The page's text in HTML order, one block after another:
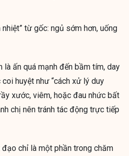
từ gốc: ngủ sớm hơn, uống
là ấn quá mạnh đến bầm tím, day
huyệt như “cách xử lý duy
xước, viêm, hoặc đau nhức bất
chị nên tránh tác động trực tiếp
chỉ là một phần trong chăm